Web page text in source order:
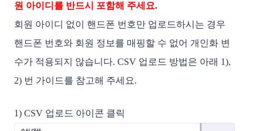
원 아이디를 반드시 포함해 주세요.
회원 아이디 없이 핸드폰 번호만 업로드하시는 경우
핸드폰 번호와 회원 정보를 매핑할 수 없어 개인화 변
수가 적용되지 않습니다. CSV 업로드 방법은 아래 1),
2) 번 가이드를 참고해 주세요.
1) CSV 업로드 아이콘 클릭